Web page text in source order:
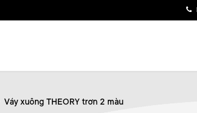
Váy xuông THEORY trơn 2 màu